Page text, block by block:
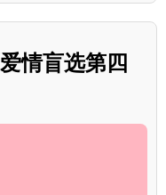
情盲选第四